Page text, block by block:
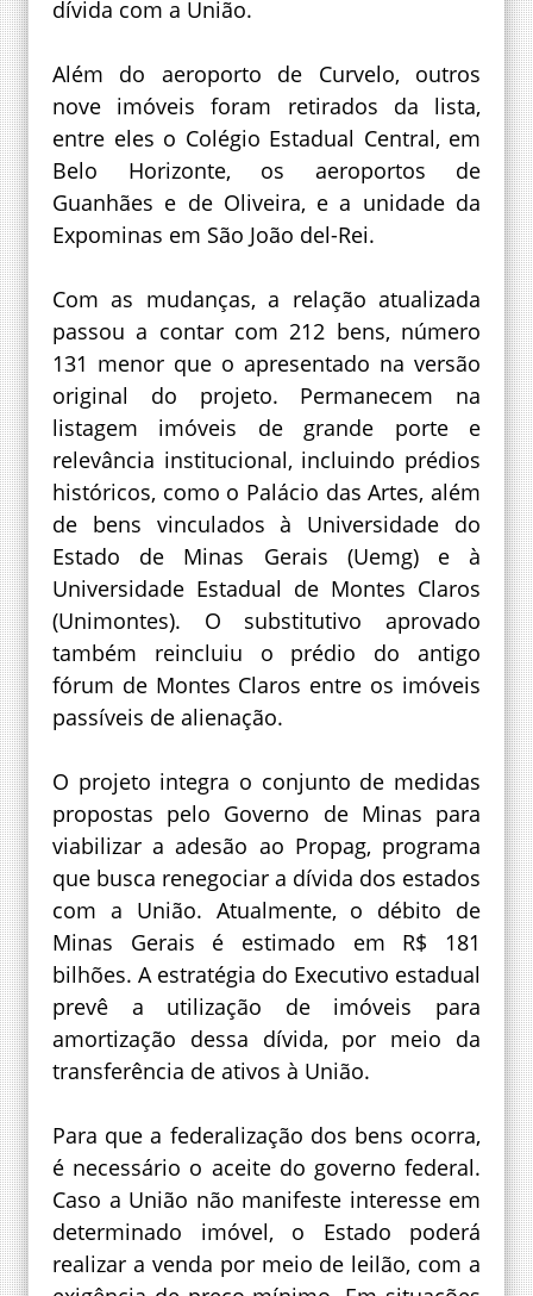
dívida com a União.
Além do aeroporto de Curvelo, outros
nove imóveis foram retirados da lista,
entre eles o Colégio Estadual Central, em
Belo Horizonte, os aeroportos de
Guanhães e de Oliveira, e a unidade da
Expominas em São João del-Rei.
Com as mudanças, a relação atualizada
passou a contar com 212 bens, número
131 menor que o apresentado na versão
original do projeto. Permanecem na
listagem imóveis de grande porte e
relevância institucional, incluindo prédios
históricos, como o Palácio das Artes, além
de bens vinculados à Universidade do
Estado de Minas Gerais (Uemg) e à
Universidade Estadual de Montes Claros
(Unimontes). O substitutivo aprovado
também reincluiu o prédio do antigo
fórum de Montes Claros entre os imóveis
passíveis de alienação.
O projeto integra o conjunto de medidas
propostas pelo Governo de Minas para
viabilizar a adesão ao Propag, programa
que busca renegociar a dívida dos estados
com a União. Atualmente, o débito de
Minas Gerais é estimado em R$ 181
bilhões. A estratégia do Executivo estadual
prevê a utilização de imóveis para
amortização dessa dívida, por meio da
transferência de ativos à União.
Para que a federalização dos bens ocorra,
é necessário o aceite do governo federal.
Caso a União não manifeste interesse em
determinado imóvel, o Estado poderá
realizar a venda por meio de leilão, com a